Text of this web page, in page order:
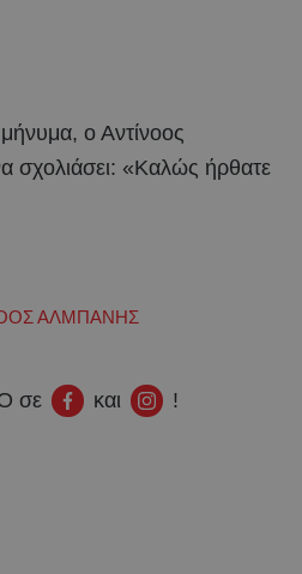
ο Αντίνοος
σχολιάσει: «Καλώς ήρθατε
ΑΛΜΠΑΝΗΣ
σε και !